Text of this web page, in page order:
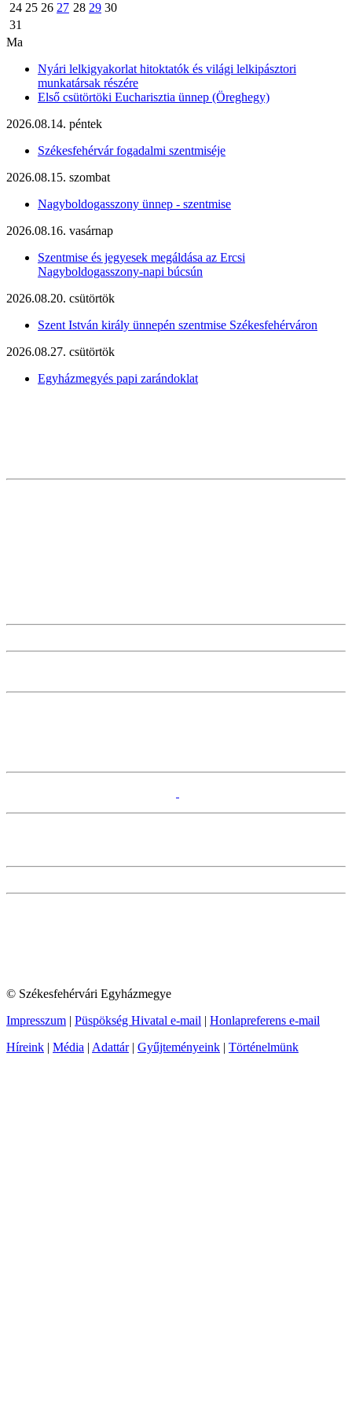
24 25 26 27 28 29 30
31
Ma
Nyári lelkigyakorlat hitoktatók és világi lelkipásztori
munkatársak részére
Első csütörtöki Eucharisztia ünnep (Öreghegy)
2026.08.14. péntek
Székesfehérvár fogadalmi szentmiséje
2026.08.15. szombat
Nagyboldogasszony ünnep - szentmise
2026.08.16. vasárnap
Szentmise és jegyesek megáldása az Ercsi
Nagyboldogasszony-napi búcsún
2026.08.20. csütörtök
Szent István király ünnepén szentmise Székesfehérváron
2026.08.27. csütörtök
Egyházmegyés papi zarándoklat
© Székesfehérvári Egyházmegye
Impresszum | Püspökség Hivatal e-mail | Honlapreferens e-mail
Híreink | Média | Adattár| Gyűjteményeink | Történelmünk